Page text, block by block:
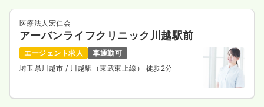
医療法人宏仁会
アーバンライフクリニック川越駅前
エージェント求人
車通勤可
埼玉県川越市/ 川越駅（東武東上線） 徒歩2分